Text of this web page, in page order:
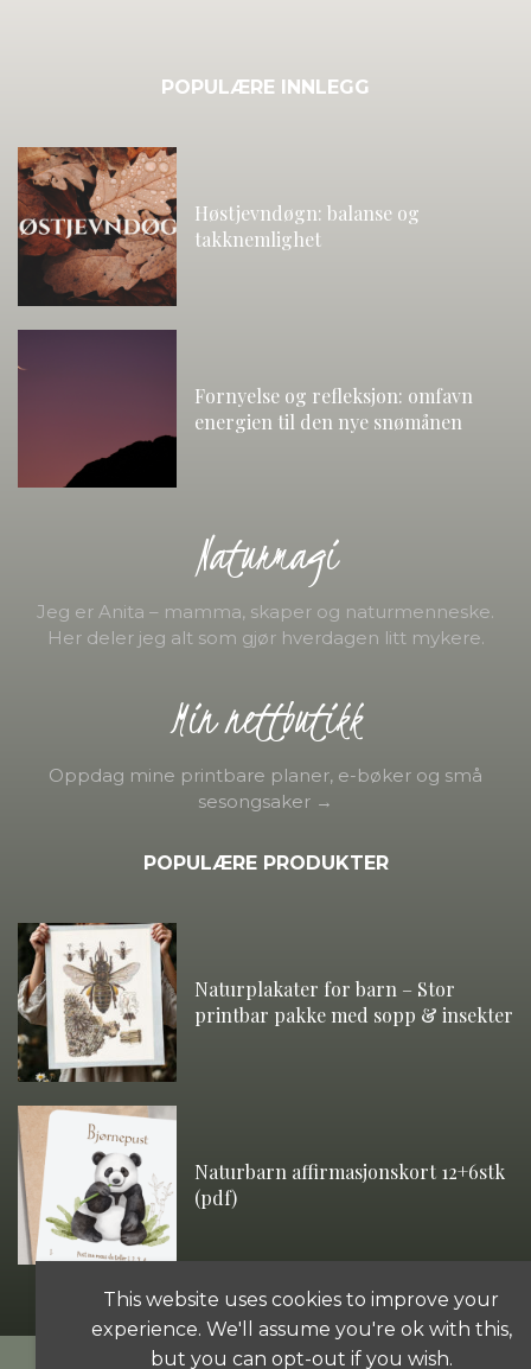
POPULÆRE INNLEGG
Høstjevndøgn: balanse og
takknemlighet
Fornyelse og refleksjon: omfavn
energien til den nye snømånen
Naturmagi
Jeg er Anita – mamma, skaper og naturmenneske.
Her deler jeg alt som gjør hverdagen litt mykere.
Min nettbutikk
Oppdag mine printbare planer, e-bøker og små
sesongsaker →
POPULÆRE PRODUKTER
Naturplakater for barn – Stor
printbar pakke med sopp & insekter
Naturbarn affirmasjonskort 12+6stk
(pdf)
This website uses cookies to improve your
experience. We'll assume you're ok with this,
but you can opt-out if you wish.